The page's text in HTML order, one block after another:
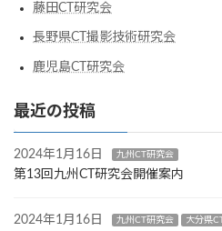
藤田CT研究会
長野県CT撮影技術研究会
鹿児島CT研究会
最近の投稿
2024年1月16日 九州CT研究会
第13回九州CT研究会開催案内
2024年1月16日 九州CT研究会 大分県